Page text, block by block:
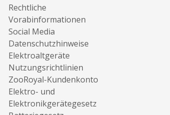
Rechtliche
Vorabinformationen
Social Media
Datenschutzhinweise
Elektroaltgeräte
Nutzungsrichtlinien
ZooRoyal-Kundenkonto
Elektro- und
Elektronikgerätegesetz